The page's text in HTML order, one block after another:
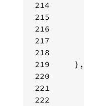
214
215
216
217
218
219
220
221
222